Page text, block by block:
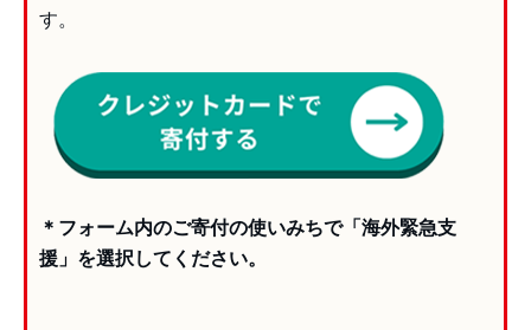
す。
＊フォーム内のご寄付の使いみちで「海外緊急支
援」を選択してください。